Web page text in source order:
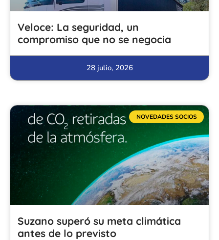
Veloce: La seguridad, un
compromiso que no se negocia
28 julio, 2026
NOVEDADES SOCIOS
Suzano superó su meta climática
antes de lo previsto